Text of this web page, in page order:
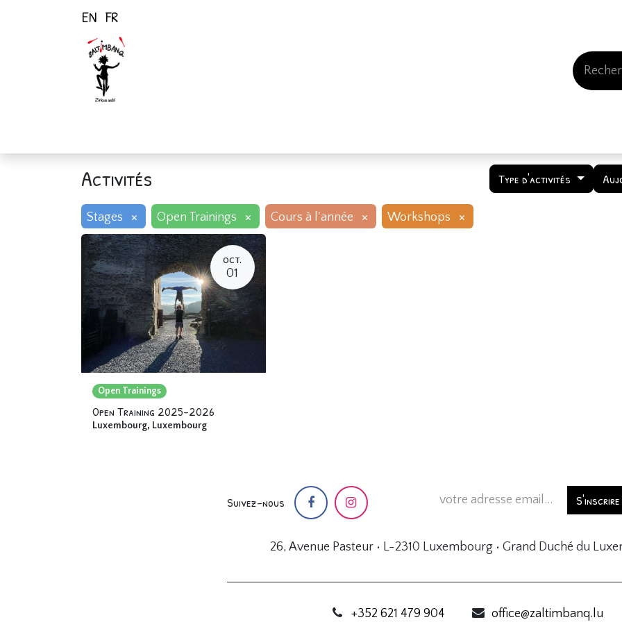
EN FR
Activités Type d'activités
Stages × Open Trainings × Cours à l'année × Workshops ×
OCT.
01
Open Trainings
Open Training 2025-2026
Luxembourg, Luxembourg
Suivez-nous
26, Avenue Pasteur • L-2310 Luxembourg • Grand Duché du
+352 621 479 904 office@zaltimbanq.lu